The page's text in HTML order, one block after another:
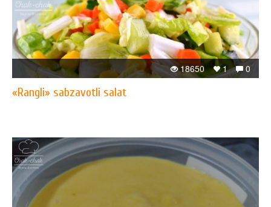
0
1
18650
«Rangli» sabzavotli salat